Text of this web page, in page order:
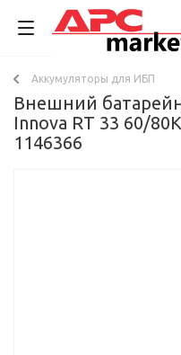
Аккумуляторы для ИБП
Внешний
Innova RT 33 60/
1146366